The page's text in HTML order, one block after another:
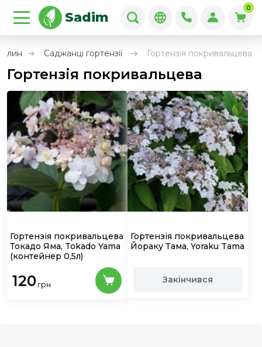
Sadim
0
Саджанці гортензії Гортензія покривальцева
Гортензія покривальцева
Гортензія покривальцева
Токадо Яма, Tokado Yama
(контейнер 0,5л)
120 грн
Гортензія покривальцева
Йораку Тама, Yoraku Tama
Закінчився